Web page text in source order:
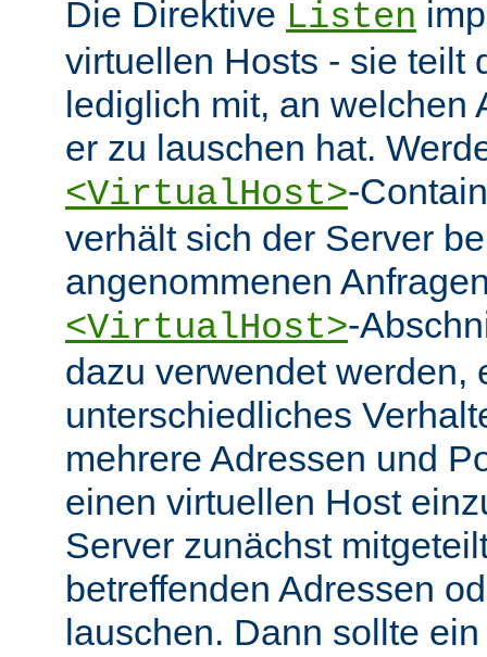
Die Direktive Listen
virtuellen Hosts - sie teilt
lediglich mit, an welchen
er zu lauschen hat.
<VirtualHost>-
verhält sich der Server
angenommenen
<VirtualHost>-
dazu verwendet werden,
unterschiedliches
mehrere Adressen und
einen virtuellen Host
Server zunächst
betreffenden Adressen
lauschen. Dann sollte